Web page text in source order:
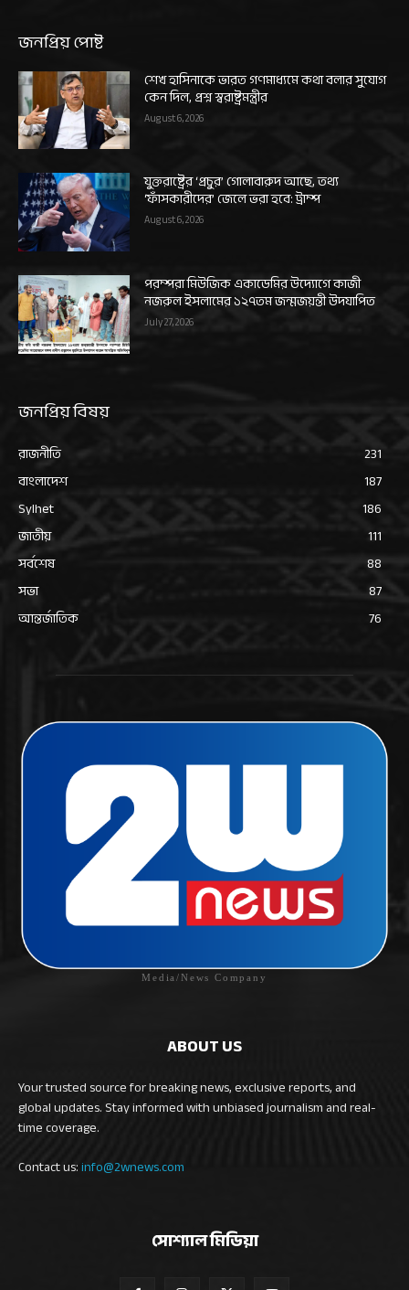
জনপ্রিয় পোষ্ট
শেখ হাসিনাকে ভারত গণমাধ্যমে কথা বলার সুযোগ
কেন দিল, প্রশ্ন স্বরাষ্ট্রমন্ত্রীর
August 6, 2026
যুক্তরাষ্ট্রের ‘প্রচুর’ গোলাবারুদ আছে, তথ্য
‘ফাঁসকারীদের’ জেলে ভরা হবে: ট্রাম্প
August 6, 2026
পরম্পরা মিউজিক একাডেমির উদ্যোগে কাজী
নজরুল ইসলামের ১২৭তম জন্মজয়ন্তী উদযাপিত
July 27, 2026
জনপ্রিয় বিষয়
রাজনীতি
231
বাংলাদেশ
187
Sylhet
186
জাতীয়
111
সর্বশেষ
88
সভা
87
আন্তর্জাতিক
76
Media/News Company
ABOUT US
Your trusted source for breaking news, exclusive reports, and
global updates. Stay informed with unbiased journalism and real-
time coverage.
Contact us:info@2wnews.com
সোশ্যাল মিডিয়া